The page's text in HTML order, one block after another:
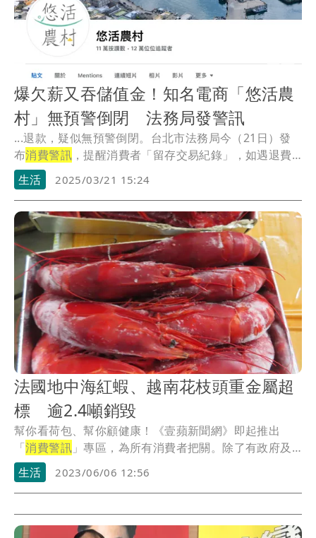
爆欠薪又吞儲值金！知名電商「悠活農
村」無預警倒閉 法務局發警訊
...退款，疑似無預警倒閉。台北市法務局今（21日）發
布消費警訊，提醒消費者「留存交易紀錄」，如遇退費
困難...
生活 2025/03/21 15:24
法國地中海紅蝦、越南花枝頭重金屬超
標 逾2.4噸銷毀
幫你看荷包、幫你顧健康！《壹蘋新聞網》即起推出
「消費警訊」專區，為所有消費者把關。除了有政府及
公信單...
生活 2023/06/06 12:56